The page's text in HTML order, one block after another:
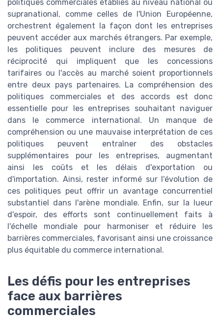
politiques commerciales établies au niveau national ou
supranational, comme celles de l'Union Européenne,
orchestrent également la façon dont les entreprises
peuvent accéder aux marchés étrangers. Par exemple,
les politiques peuvent inclure des mesures de
réciprocité qui impliquent que les concessions
tarifaires ou l'accès au marché soient proportionnels
entre deux pays partenaires. La compréhension des
politiques commerciales et des accords est donc
essentielle pour les entreprises souhaitant naviguer
dans le commerce international. Un manque de
compréhension ou une mauvaise interprétation de ces
politiques peuvent entraîner des obstacles
supplémentaires pour les entreprises, augmentant
ainsi les coûts et les délais d'exportation ou
d'importation. Ainsi, rester informé sur l'évolution de
ces politiques peut offrir un avantage concurrentiel
substantiel dans l'arène mondiale. Enfin, sur la lueur
d'espoir, des efforts sont continuellement faits à
l'échelle mondiale pour harmoniser et réduire les
barrières commerciales, favorisant ainsi une croissance
plus équitable du commerce international.
Les défis pour les entreprises
face aux barrières
commerciales